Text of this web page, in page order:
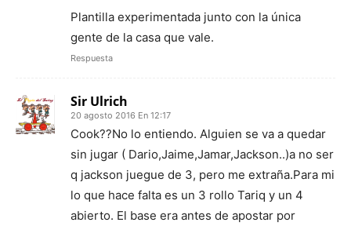
Plantilla experimentada junto con la única
gente de la casa que vale.
Respuesta
Sir Ulrich
20 agosto 2016 En 12:17
Cook??No lo entiendo. Alguien se va a quedar
sin jugar ( Dario,Jaime,Jamar,Jackson..)a no ser
q jackson juegue de 3, pero me extraña.Para mi
lo que hace falta es un 3 rollo Tariq y un 4
abierto. El base era antes de apostar por